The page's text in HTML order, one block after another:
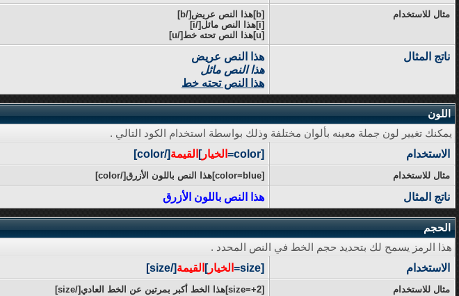
مثال للاستخدام
[b]هذا النص عريض[/b]
[i]هذا النص مائل[/i]
[u]هذا النص تحته خط[/u]
ناتج المثال
هذا النص عريض
هذا النص مائل
هذا النص تحته خط
اللون
يمكنك تغيير لون جملة معينه بألوان مختلفة وذلك بواسطة استخدام الكود التالي .
الاستخدام [color= الخيار] القيمة[/color]
مثال للاستخدام [color=blue]هذا النص باللون الأزرق[/color]
ناتج المثال هذا النص باللون الأزرق
الحجم
هذا الرمز يسمح لك بتحديد حجم الخط في النص المحدد .
الاستخدام [size= الخيار] القيمة[/size]
مثال للاستخدام [size=+2]هذا الخط أكبر بمرتين عن الخط العادي[/size]